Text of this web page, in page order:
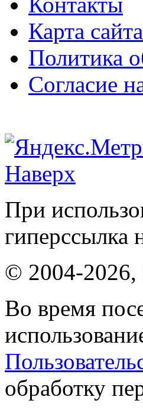
Карта сайта
Политика
Согласие
Наверх
При
гиперссылка
© 2004-
Во время
обработку